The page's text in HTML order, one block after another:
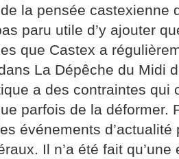
la pensée castexienne
paru utile d’y ajouter
que Castex a
La Dépêche du Midi
a des contraintes qui
parfois de la déformer.
événements d’actualité
Il n’a été fait